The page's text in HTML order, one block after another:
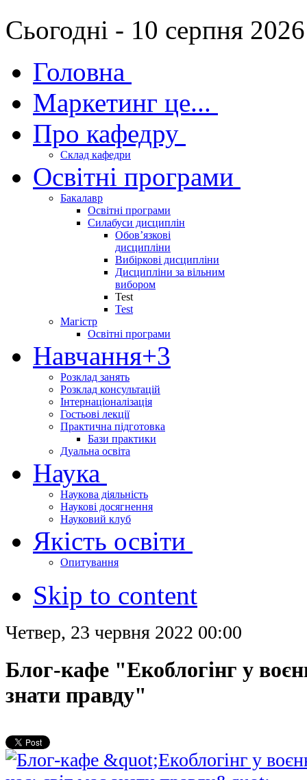
Сьогодні - 10 серпня
Головна
Маркетинг це...
Про кафедру
Склад кафедри
Освітні програми
Бакалавр
Освітні програми
Силабуси дисциплін
Обов’язкові
дисципліни
Вибіркові дисципліни
Дисципліни за вільним
вибором
Test
Test
Магістр
Освітні програми
Навчання+3
Розклад занять
Розклад консультацій
Інтернаціоналізація
Гостьові лекції
Практична підготовка
Бази практики
Дуальна освіта
Наука
Наукова діяльність
Наукові досягнення
Науковий клуб
Якість освіти
Опитування
Skip to content
Четвер, 23 червня 2022 00:00
Блог-кафе "Екоблогінг у
знати правду"